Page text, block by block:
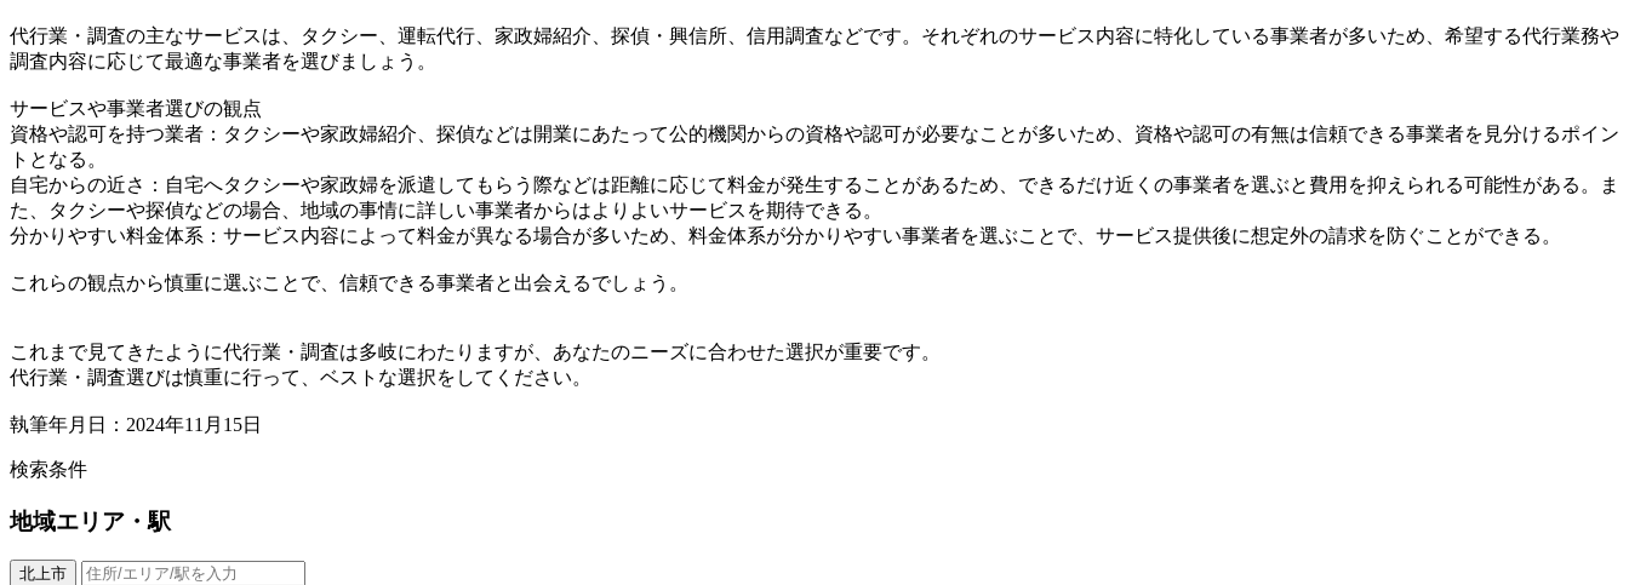
代行業・調査の主なサービスは、タクシー、運転代行、家政婦紹介、探偵・興信所、信用調査などです。それぞれのサービス内容に特化している事業者が多いため、希望する代行業務や
調査内容に応じて最適な事業者を選びましょう。
サービスや事業者選びの観点
資格や認可を持つ業者：タクシーや家政婦紹介、探偵などは開業にあたって公的機関からの資格や認可が必要なことが多いため、資格や認可の有無は信頼できる事業者を見分けるポイン
トとなる。
自宅からの近さ：自宅へタクシーや家政婦を派遣してもらう際などは距離に応じて料金が発生することがあるため、できるだけ近くの事業者を選ぶと費用を抑えられる可能性がある。ま
た、タクシーや探偵などの場合、地域の事情に詳しい事業者からはよりよいサービスを期待できる。
分かりやすい料金体系：サービス内容によって料金が異なる場合が多いため、料金体系が分かりやすい事業者を選ぶことで、サービス提供後に想定外の請求を防ぐことができる。
これらの観点から慎重に選ぶことで、信頼できる事業者と出会えるでしょう。
これまで見てきたように代行業・調査は多岐にわたりますが、あなたのニーズに合わせた選択が重要です。
代行業・調査選びは慎重に行って、ベストな選択をしてください。
執筆年月日：2024年11月15日
検索条件
地域エリア・駅
北上市